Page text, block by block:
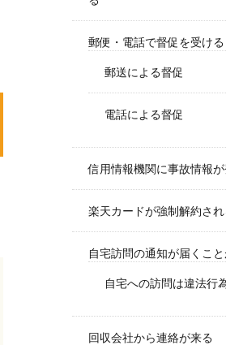
郵便・電話で督促を受ける
郵送による督促
電話による督促
信用情報機関に事故情報
楽天カードが強制解約され
自宅訪問の通知が届くこ
自宅への訪問は違法行
回収会社から連絡が来る